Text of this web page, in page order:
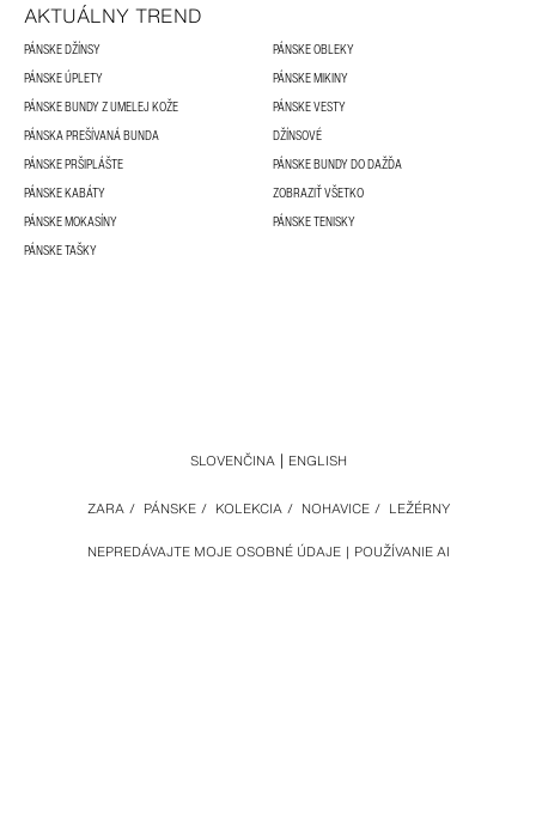
AKTUÁLNY TREND
PÁNSKE DŽÍNSY
PÁNSKE OBLEKY
PÁNSKE ÚPLETY
PÁNSKE MIKINY
PÁNSKE BUNDY Z UMELEJ KOŽE
PÁNSKE VESTY
PÁNSKA PREŠÍVANÁ BUNDA
DŽÍNSOVÉ
PÁNSKE PRŠIPLÁŠTE
PÁNSKE BUNDY DO DAŽĎA
PÁNSKE KABÁTY
ZOBRAZIŤ VŠETKO
PÁNSKE MOKASÍNY
PÁNSKE TENISKY
PÁNSKE TAŠKY
NEPREDÁVAJTE MOJE OSOBNÉ ÚDAJE POUŽÍVANIE AI
ZARA / PÁNSKE / KOLEKCIA / NOHAVICE / LEŽÉRNY
SLOVENČINA ENGLISH